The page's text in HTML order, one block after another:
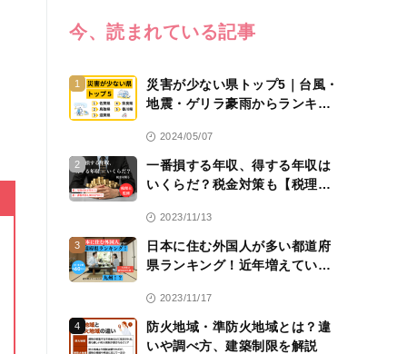
今、読まれている記事
1
災害が少ない県トップ5｜台風・
地震・ゲリラ豪雨からランキン
2024/05/07
2
一番損する年収、得する年収は
いくらだ？税金対策も【税理士
2023/11/13
3
日本に住む外国人が多い都道府
県ランキング！近年増えている
2023/11/17
4
防火地域・準防火地域とは？違
いや調べ方、建築制限を解説